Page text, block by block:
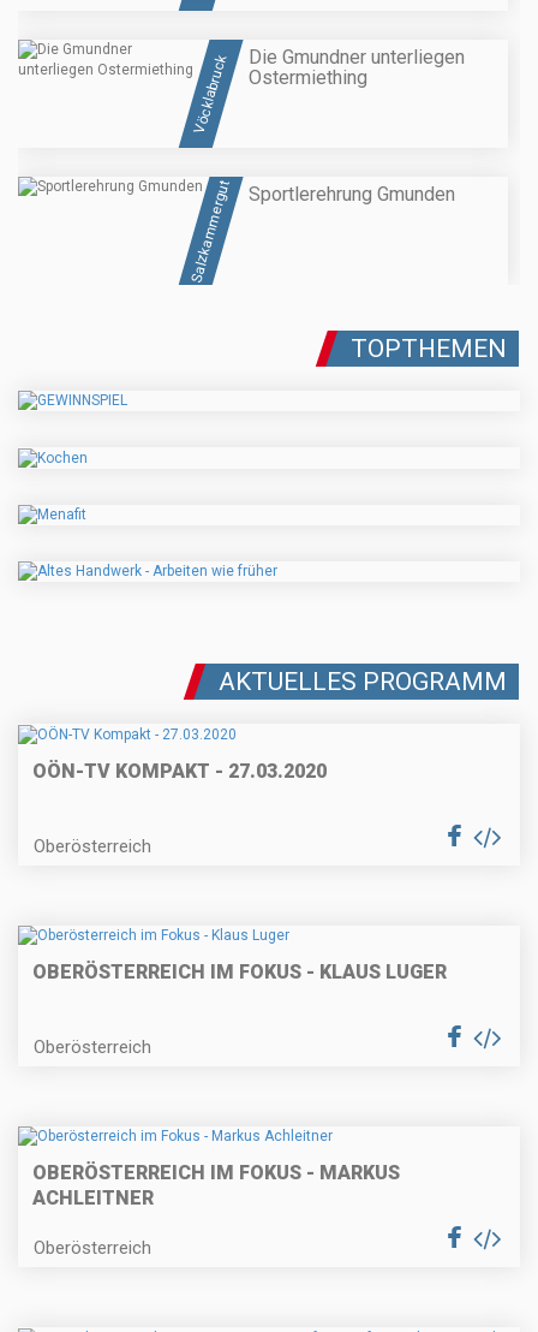
Vöcklabruck
Die Gmundner unterliegen
Ostermiething
Salzkammergut Sportlerehrung Gmunden
TOPTHEMEN
AKTUELLES PROGRAMM
OÖN-TV KOMPAKT - 27.03.2020
Oberösterreich
OBERÖSTERREICH IM FOKUS - KLAUS LUGER
Oberösterreich
OBERÖSTERREICH IM FOKUS - MARKUS
ACHLEITNER
Oberösterreich